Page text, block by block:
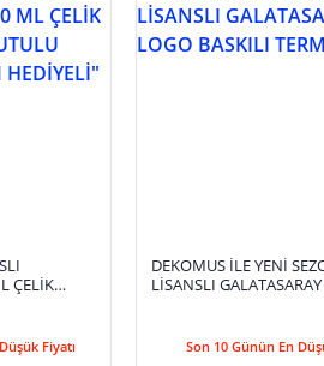
ÇELİK
Fiyatı
DEKOMUS İLE YENİ
LİSANSLI
Son 10 Günün En